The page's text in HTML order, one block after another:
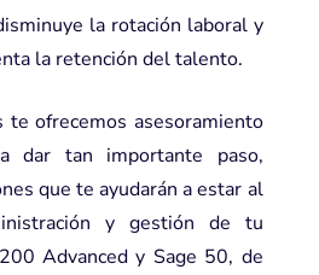
la rotación laboral y
la retención del talento.
te ofrecemos asesoramiento
dar tan importante paso,
que te ayudarán a estar al
y gestión de tu
Advancedy Sage 50, de